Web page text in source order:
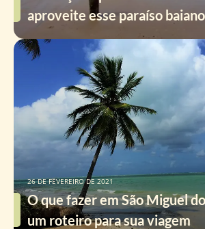
aproveite esse paraíso
O que fazer em São Miguel
um roteiro para sua viagem
26 DE FEVEREIRO DE 2021